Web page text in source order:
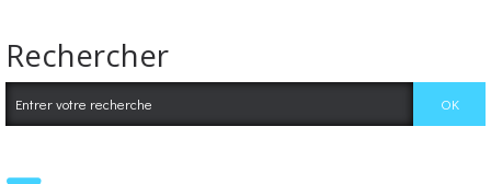
Rechercher